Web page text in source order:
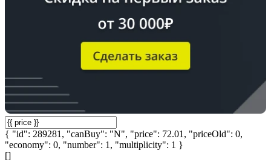
{ "id": 289281, "canBuy": "N", "price": 72.01, "priceOld": 0,
"economy": 0, "number": 1, "multiplicity": 1 }
[]